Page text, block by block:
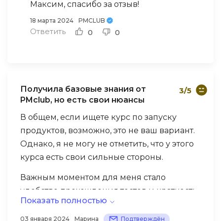
Максим, спасибо за отзыв!
18 марта 2024 PMCLUB
Ответить 0 0
Получила базовые знания от
PMclub, но есть свои нюансы
3/5
В общем, если ищете курс по запуску
продуктов, возможно, это не ваш вариант.
Однако, я не могу не отметить, что у этого
курса есть свои сильные стороны.
Важным моментом для меня стало
удобство прохождения тестов и краткость
изложения материала. Этот курс подходит
для тех, кто не хочет тратить слишком
Показать полностью
03 января 2024 Марина Подтверждён